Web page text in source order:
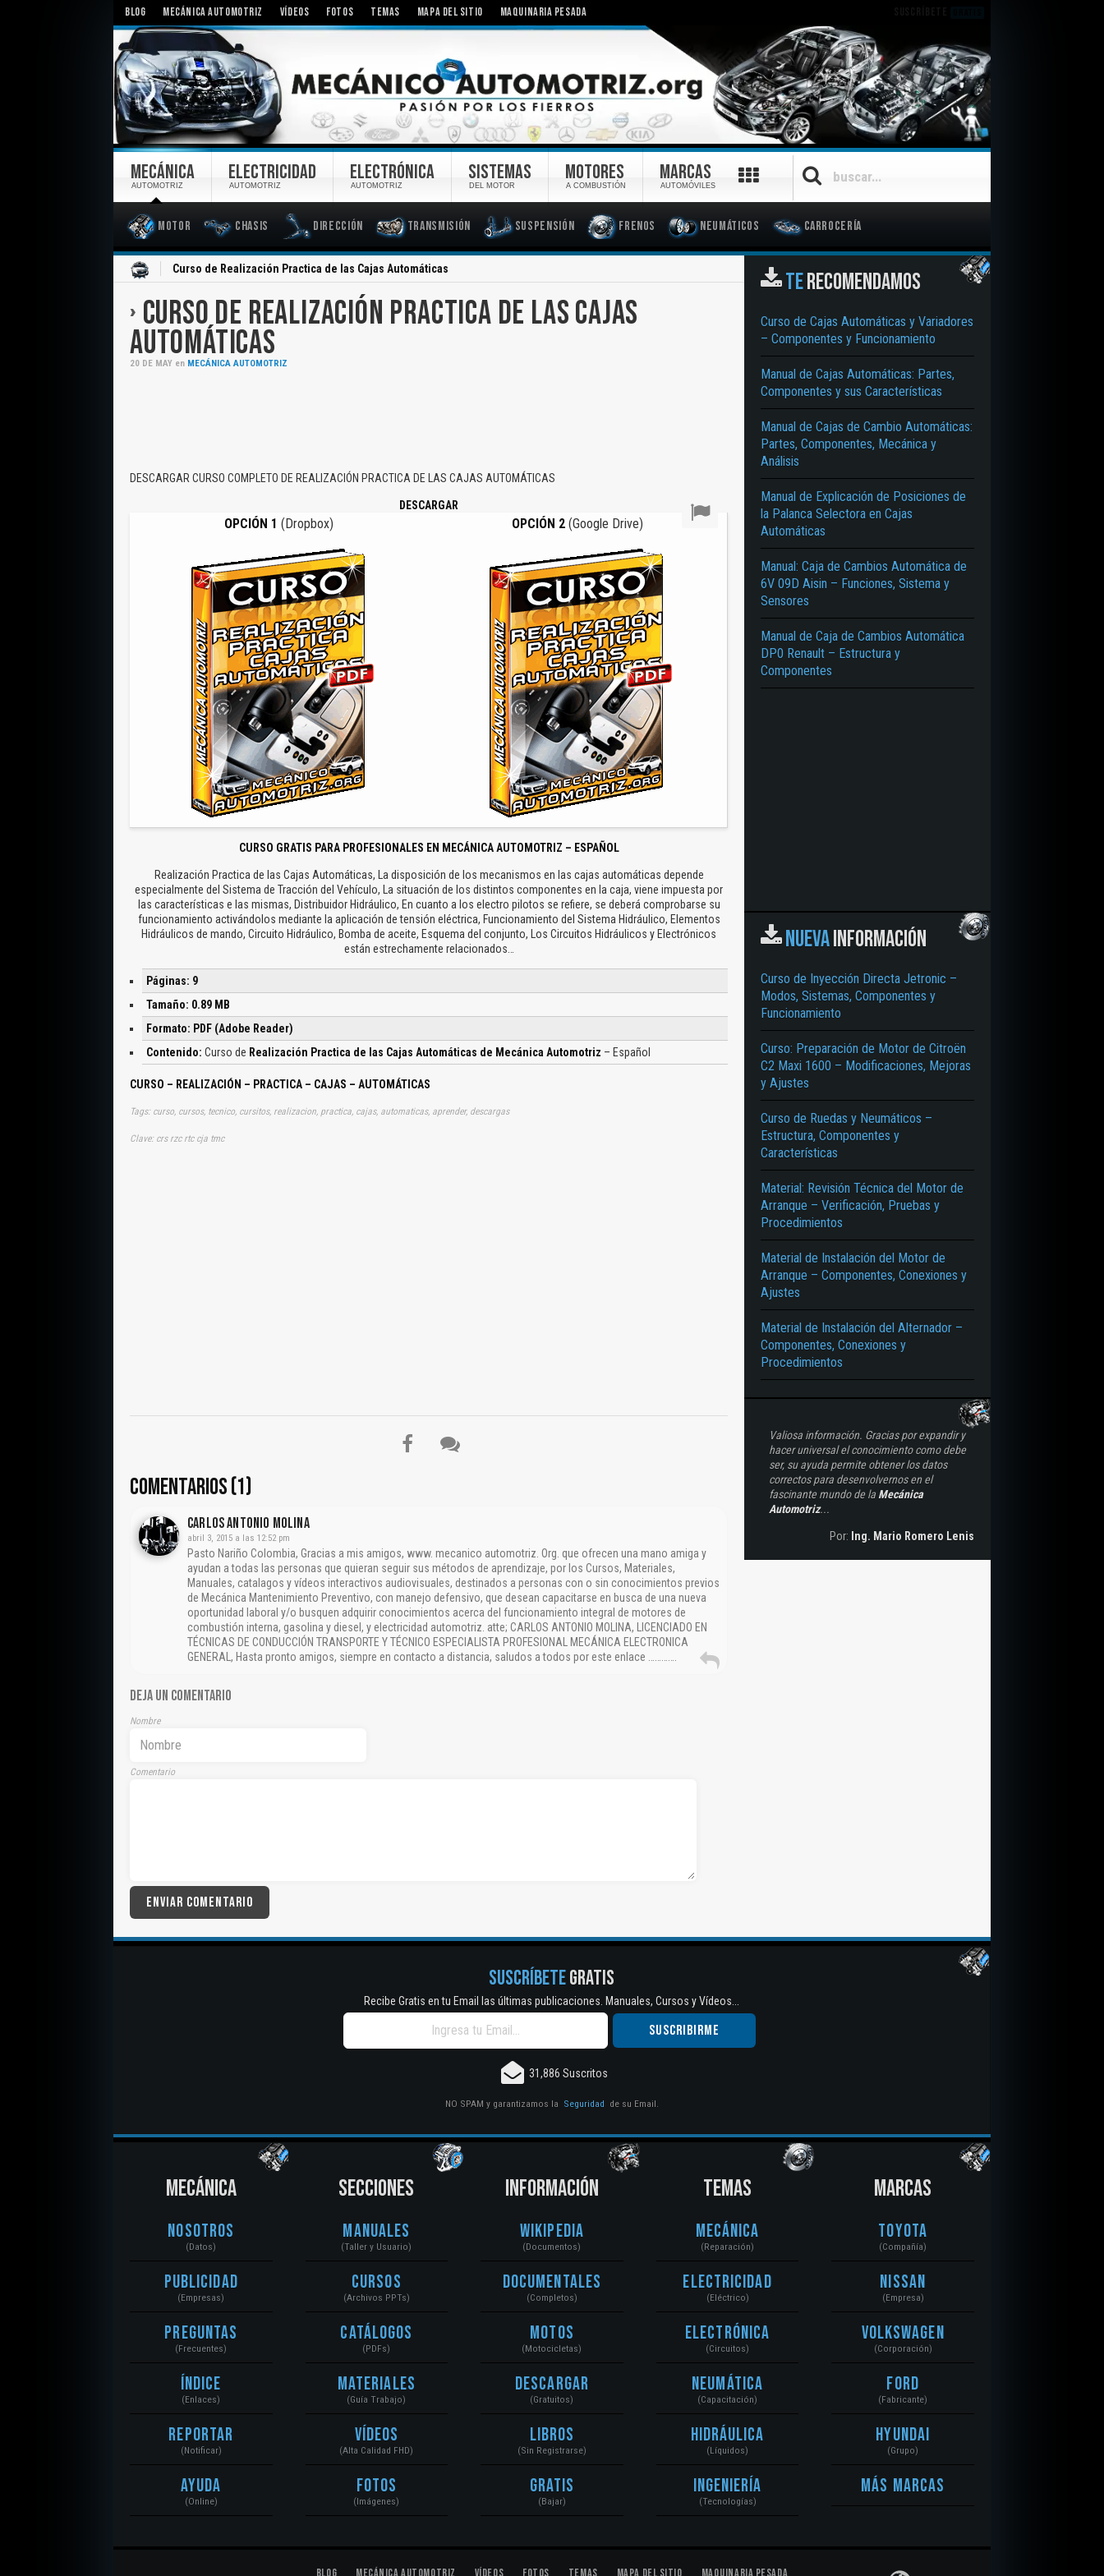
BLOG MECÁNICA AUTOMOTRIZ VÍDEOS FOTOS TEMAS MAPA DEL SITIO MAQUINARIA PESADA
MECÁNICA
AUTOMOTRIZ
Motor Chasis Dirección Transmisión Suspensión Frenos Neumáticos Carrocería
ELECTRICIDAD
AUTOMOTRIZ
ELECTRÓNICA
AUTOMOTRIZ
SISTEMAS
DEL MOTOR
MOTORES
A COMBUSTIÓN
MARCAS
AUTOMÓVILES
Curso de Realización Practica de las Cajas Automáticas
CURSO DE REALIZACIÓN PRACTICA DE LAS CAJAS
AUTOMÁTICAS
20 DE MAY en MECÁNICA AUTOMOTRIZ
DESCARGAR CURSO COMPLETO DE REALIZACIÓN PRACTICA DE LAS CAJAS AUTOMÁTICAS
DESCARGAR
OPCIÓN 1 (Dropbox) OPCIÓN 2 (Google Drive)
CURSO GRATIS PARA PROFESIONALES EN MECÁNICA AUTOMOTRIZ – ESPAÑOL
Realización Practica de las Cajas Automáticas, La disposición de los mecanismos en las cajas automáticas depende
especialmente del Sistema de Tracción del Vehículo, La situación de los distintos componentes en la caja, viene impuesta por
las características e las mismas, Distribuidor Hidráulico, En cuanto a los electro pilotos se refiere, se deberá comprobarse su
funcionamiento activándolos mediante la aplicación de tensión eléctrica, Funcionamiento del Sistema Hidráulico, Elementos
Hidráulicos de mando, Circuito Hidráulico, Bomba de aceite, Esquema del conjunto, Los Circuitos Hidráulicos y Electrónicos
están estrechamente relacionados…
Páginas: 9
Tamaño: 0.89 MB
Formato: PDF (Adobe Reader)
Contenido: Curso de Realización Practica de las Cajas Automáticas de Mecánica Automotriz – Español
CURSO – REALIZACIÓN – PRACTICA – CAJAS – AUTOMÁTICAS
Tags: curso, cursos, tecnico, cursitos, realizacion, practica, cajas, automaticas, aprender, descargas
Clave: crs rzc rtc cja tmc
COMENTARIOS (1)
CARLOS ANTONIO MOLINA
abril 3, 2015 a las 12:52 pm
Pasto Nariño Colombia, Gracias a mis amigos, www. mecanico automotriz. Org. que ofrecen una mano amiga y
ayudan a todas las personas que quieran seguir sus métodos de aprendizaje, por los Cursos, Materiales,
Manuales, catalagos y vídeos interactivos audiovisuales, destinados a personas con o sin conocimientos previos
de Mecánica Mantenimiento Preventivo, con manejo defensivo, que desean capacitarse en busca de una nueva
oportunidad laboral y/o busquen adquirir conocimientos acerca del funcionamiento integral de motores de
combustión interna, gasolina y diesel, y electricidad automotriz. atte; CARLOS ANTONIO MOLINA, LICENCIADO EN
TÉCNICAS DE CONDUCCIÓN TRANSPORTE Y TÉCNICO ESPECIALISTA PROFESIONAL MECÁNICA ELECTRONICA
GENERAL, Hasta pronto amigos, siempre en contacto a distancia, saludos a todos por este enlace ………….
DEJA UN COMENTARIO
Nombre
Comentario
TERECOMENDAMOS
Curso de Cajas Automáticas y Variadores
– Componentes y Funcionamiento
Manual de Cajas Automáticas: Partes,
Componentes y sus Características
Manual de Cajas de Cambio Automáticas:
Partes, Componentes, Mecánica y
Análisis
Manual de Explicación de Posiciones de
la Palanca Selectora en Cajas
Automáticas
Manual: Caja de Cambios Automática de
6V 09D Aisin – Funciones, Sistema y
Sensores
Manual de Caja de Cambios Automática
DP0 Renault – Estructura y
Componentes
NUEVAINFORMACIÓN
Curso de Inyección Directa Jetronic –
Modos, Sistemas, Componentes y
Funcionamiento
Curso: Preparación de Motor de Citroën
C2 Maxi 1600 – Modificaciones, Mejoras
y Ajustes
Curso de Ruedas y Neumáticos –
Estructura, Componentes y
Características
Material: Revisión Técnica del Motor de
Arranque – Verificación, Pruebas y
Procedimientos
Material de Instalación del Motor de
Arranque – Componentes, Conexiones y
Ajustes
Material de Instalación del Alternador –
Componentes, Conexiones y
Procedimientos
Valiosa información. Gracias por expandir y
hacer universal el conocimiento como debe
ser, su ayuda permite obtener los datos
correctos para desenvolvernos en el
fascinante mundo de la Mecánica
Automotriz...
Por: Ing. Mario Romero Lenis
SUSCRÍBETEGRATIS
Recibe Gratis en tu Email las últimas publicaciones. Manuales, Cursos y Vídeos...
31,886 Suscritos
NO SPAM y garantizamos la Seguridad de su Email.
MECÁNICA
Nosotros
(Datos)
Publicidad
(Empresas)
Preguntas
(Frecuentes)
Índice
(Enlaces)
Reportar
(Notificar)
Ayuda
(Online)
SECCIONES
Manuales
(Taller y Usuario)
Cursos
(Archivos PPTs)
Catálogos
(PDFs)
Materiales
(Guía Trabajo)
Vídeos
(Alta Calidad FHD)
Fotos
(Imágenes)
INFORMACIÓN
Wikipedia
(Documentos)
Documentales
(Completos)
Motos
(Motocicletas)
Descargar
(Gratuitos)
Libros
(Sin Registrarse)
Gratis
(Bajar)
TEMAS
Mecánica
(Reparación)
Electricidad
(Eléctrico)
Electrónica
(Circuitos)
Neumática
(Capacitación)
Hidráulica
(Líquidos)
Ingeniería
(Tecnologías)
MARCAS
Toyota
(Compañía)
Nissan
(Empresa)
Volkswagen
(Corporación)
Ford
(Fabricante)
Hyundai
(Grupo)
Más Marcas
Blog Mecánica Automotriz Vídeos Fotos Temas Mapa del Sitio Maquinaria Pesada